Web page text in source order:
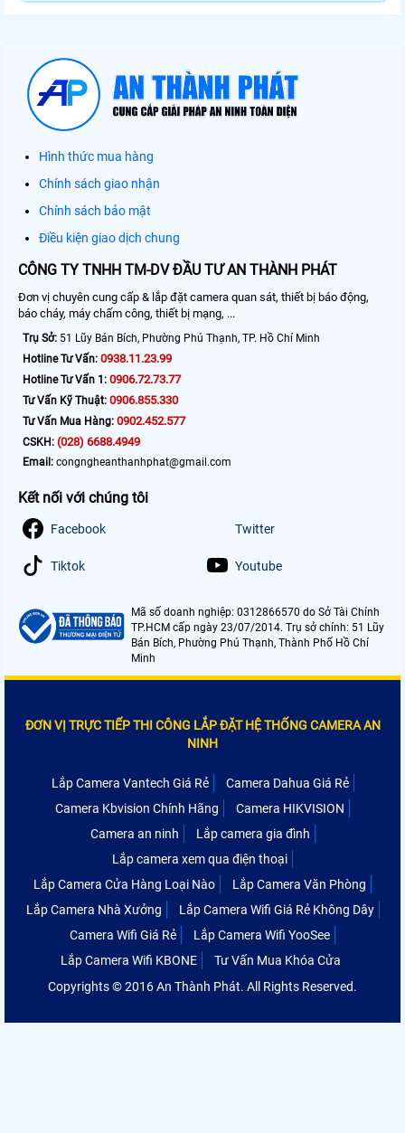
Hình thức mua hàng
Chính sách giao nhận
Chính sách bảo mật
Điều kiện giao dịch chung
CÔNG TY TNHH TM-DV ĐẦU TƯ AN THÀNH PHÁT
Đơn vị chuyên cung cấp & lắp đặt camera quan sát, thiết bị báo động,
báo cháy, máy chấm công, thiết bị mạng, ...
Trụ Sở: 51 Lũy Bán Bích, Phường Phú Thạnh, TP. Hồ Chí Minh
Hotline Tư Vấn: 0938.11.23.99
Hotline Tư Vấn 1: 0906.72.73.77
Tư Vấn Kỹ Thuật: 0906.855.330
Tư Vấn Mua Hàng: 0902.452.577
CSKH: (028) 6688.4949
Email: congngheanthanhphat@gmail.com
Kết nối với chúng tôi
Facebook Twitter
Tiktok Youtube
Mã số doanh nghiệp: 0312866570 do Sở Tài Chính
TP.HCM cấp ngày 23/07/2014. Trụ sở chính: 51 Lũy
Bán Bích, Phường Phú Thạnh, Thành Phố Hồ Chí
Minh
ĐƠN VỊ TRỰC TIẾP THI CÔNG LẮP ĐẶT HỆ THỐNG CAMERA AN
NINH
Lắp Camera Vantech Giá Rẻ
Camera Dahua Giá Rẻ
Camera Kbvision Chính Hãng
Camera HIKVISION
Camera an ninh
Lắp camera gia đình
Lắp camera xem qua điện thoại
Lắp Camera Cửa Hàng Loại Nào
Lắp Camera Văn Phòng
Lắp Camera Nhà Xưởng
Lắp Camera Wifi Giá Rẻ Không Dây
Camera Wifi Giá Rẻ
Lắp Camera Wifi YooSee
Lắp Camera Wifi KBONE
Tư Vấn Mua Khóa Cửa
Copyrights © 2016 An Thành Phát. All Rights Reserved.